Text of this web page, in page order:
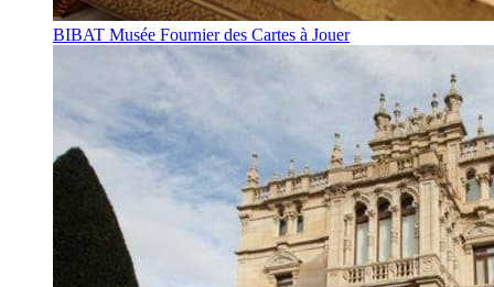
BIBAT Musée Fournier des Cartes à Jouer